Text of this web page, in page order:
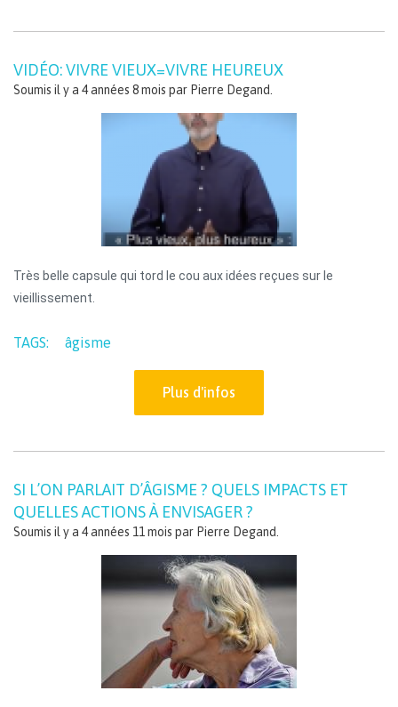
VIDÉO: VIVRE VIEUX=VIVRE HEUREUX
Soumis il y a 4 années 8 mois par Pierre Degand
Très belle capsule qui tord le cou aux idées reçues sur le
vieillissement.
TAGS: âgisme
Plus d'infos
SI L’ON PARLAIT D’ÂGISME ? QUELS IMPACTS ET
QUELLES ACTIONS À ENVISAGER ?
Soumis il y a 4 années 11 mois par Pierre Degand